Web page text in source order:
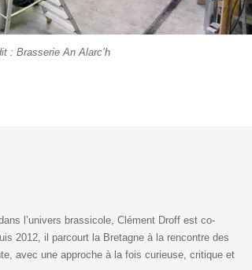
: Brasserie An Alarc’h
l’univers brassicole, Clément Droff est co-
2012, il parcourt la Bretagne à la rencontre des
avec une approche à la fois curieuse, critique et